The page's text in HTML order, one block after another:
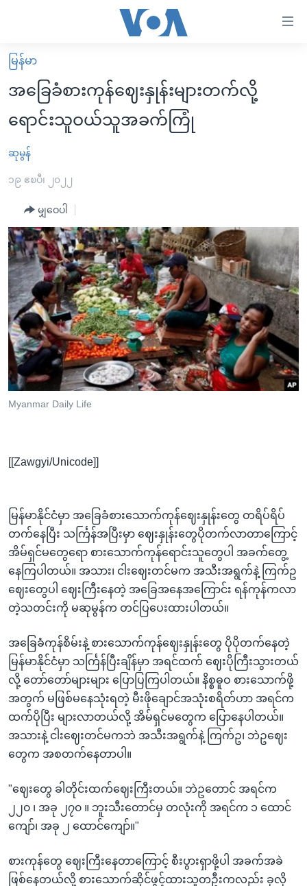
လွယ်ကူ
စေ
Link
များ
ပင်မ
ကျော်
ကြည့်
ရန်
ပင်မ
အ
ညွန်း
စာမျက်နှာ
သို့
ကျော်
ကြည့်
ရန်
ကျော်
ရန်
မူလစာမျက်နှာ
မြန်မာ
ကမ္ဘာ့သတင်းများ
နိုင်ငံတကာ
အစ္စရေး-ပါလက်စတိုင်း
ဗွီဒီယို
အင်္ဂလိပ်စာလေ့လာမယ်
အမေရိကန်သုံးအီဒီယံ
မကြေးမုံရဲ့ အင်္ဂလိပ်စာ
ရုပ်ရှင်ထဲက အင်္ဂလိပ်စာ
သုတပဒေသာ အင်္ဂလိပ်စာ
အပတ်စဉ်ကဏ္ဍများ
ရေဒီယို
တီဗွီ
ရေဒီယိုနှင့်ရုပ်သံ အချက်အလက်များ
ရေဒီယို/တီဗွီအစီအစဉ်
Learning English
ဗွီအိုအေ လူမှုကွန်ယက်များ
မြန်မာ
အခြေခံစားကုန်ဈေးနှုန်းများတက်လို့
ရောင်းသူဝယ်သူအခက်ကြုံ
ဆုမွန်
၁၉ ဧၿပီ၊ ၂၀၂၂
မျှဝေပါ
Myanmar Daily Life
[[Zawgyi/Unicode]]
မြန်မာနိုင်ငံမှာ အခြေခံစားသောက်ကုန်ဈေးနှုန်းတွေ တရိပ်ရိပ်
တက်နေပြီး သင်္ကြန်အပြီးမှာ ဈေးနှုန်းတွေပိုတက်လာတာကြောင့်
အိမ်ရှင်မတွေရော စားသောက်ကုန်ရောင်းသူတွေပါ အခက်တွေ့
နေကြပါတယ်။ အသား၊ ငါးဈေးတင်မက အသီးအရွက်နဲ့ ကြက်ဥ
ဈေးတွေပါ ဈေးကြီးနေတဲ့ အခြေအနေအကြောင်း ရန်ကုန်ကလာ
တဲ့သတင်းကို မဆုမွန်က တင်ပြပေးထားပါတယ်။
အခြေခံကုန်စိမ်းနဲ့ စားသောက်ကုန်ဈေးနှုန်းတွေ ပိုပိုတက်နေတဲ့
မြန်မာနိုင်ငံမှာ သင်္ကြန်ပြီးချိန်မှာ အရင်ထက် ဈေးပိုကြီးသွားတယ်
လို့ တော်တော်များများ ပြောပြကြပါတယ်။ နိစ္စဓူဝ စားသောက်ဖို့
အတွက် မဖြစ်မနေသုံးရတဲ့ မီးဖိုချောင်အသုံးစရိတ်ဟာ အရင်က
ထက်ပိုပြီး များလာတယ်လို့ အိမ်ရှင်မတွေက ပြောနေပါတယ်။
အသားနဲ့ ငါးဈေးတင်မကဘဲ အသီးအရွက်နဲ့ ကြက်ဥ၊ ဘဲဥဈေး
တွေက အစတက်နေတာပါ။
"ဈေးတွေ ခါတိုင်းထက်ဈေးကြီးတယ်။ ဘဲဥတောင် အရင်က
၂၂၀ ၊ အခု ၂၇၀ ။ ဘူးသီးတောင်မှ တလုံးကို အရင်က ၁ ထောင်
ကျော်၊ အခု ၂ ထောင်ကျော်။"
စားကုန်တွေ ဈေးကြီးနေတာကြောင့် စီးပွားရှာဖို့ပါ အခက်အခဲ
ဖြစ်နေတယ်လို့ စားသောက်ဆိုင်ဖွင့်ထားသူတဦးကလည်း ခုလို